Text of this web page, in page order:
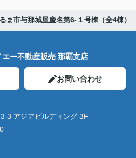
ま市与那城屋慶名第6-１号棟（全4棟）
ー不動産販売 那覇支店
お問い合わせ
3 アジアビルディング 3F